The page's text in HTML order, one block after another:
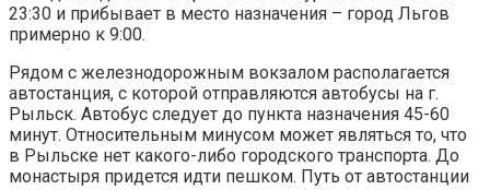
23:30 и прибывает в место назначения – город Льгов
примерно к 9:00.
Рядом с железнодорожным вокзалом располагается
автостанция, с которой отправляются автобусы на г.
Рыльск. Автобус следует до пункта назначения 45-60
минут. Относительным минусом может являться то, что
в Рыльске нет какого-либо городского транспорта. До
монастыря придется идти пешком. Путь от автостанции